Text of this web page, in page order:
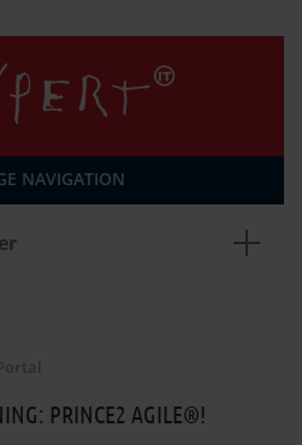
NAVIGATION
PRINCE2 AGILE®!